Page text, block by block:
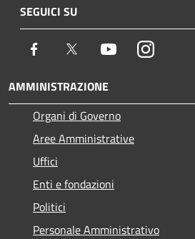
SEGUICI SU
Facebook Twitter YoutubeInstagram
AMMINISTRAZIONE
Organi di Governo
Aree Amministrative
Uffici
Enti e fondazioni
Politici
Personale Amministrativo